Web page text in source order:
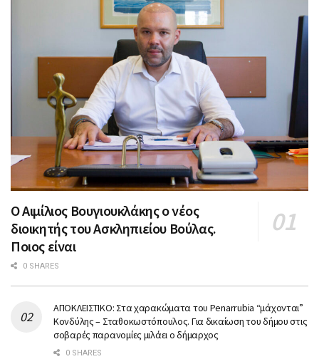
Ο Αιμίλιος Βουγιουκλάκης ο νέος
διοικητής του Ασκληπιείου Βούλας.
Ποιος είναι
0 SHARES
ΑΠΟΚΛΕΙΣΤΙΚΟ: Στα χαρακώματα του Penarrubia “μάχονται”
Κονδύλης – Σταθοκωστόπουλος. Για δικαίωση του δήμου στις
σοβαρές παρανομίες μιλάει ο δήμαρχος
0 SHARES